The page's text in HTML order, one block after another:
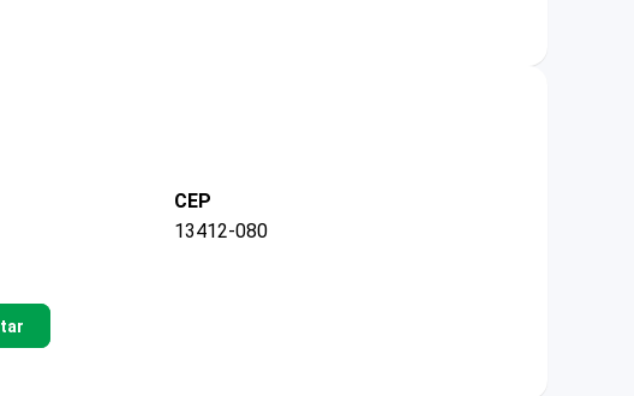
CEP
13412-080